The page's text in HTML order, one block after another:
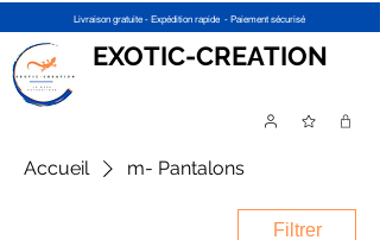
Livraison gratuite - Expédition rapide - Paiement sécurisé
EXOTIC-CREATION
Accueil m- Pantalons
Filtrer